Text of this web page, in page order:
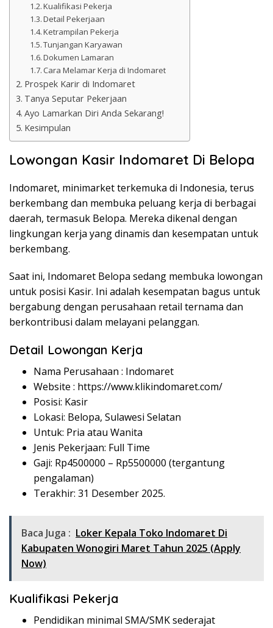
Kualifikasi Pekerja
Detail Pekerjaan
Ketrampilan Pekerja
Tunjangan Karyawan
Dokumen Lamaran
Cara Melamar Kerja di Indomaret
Prospek Karir di Indomaret
Tanya Seputar Pekerjaan
Ayo Lamarkan Diri Anda Sekarang!
Kesimpulan
Lowongan Kasir Indomaret Di Belopa
Indomaret, minimarket terkemuka di Indonesia, terus
berkembang dan membuka peluang kerja di berbagai
daerah, termasuk Belopa. Mereka dikenal dengan
lingkungan kerja yang dinamis dan kesempatan untuk
berkembang.
Saat ini, Indomaret Belopa sedang membuka lowongan
untuk posisi Kasir. Ini adalah kesempatan bagus untuk
bergabung dengan perusahaan retail ternama dan
berkontribusi dalam melayani pelanggan.
Detail Lowongan Kerja
Nama Perusahaan : Indomaret
Website : https://www.klikindomaret.com/
Posisi: Kasir
Lokasi: Belopa, Sulawesi Selatan
Untuk: Pria atau Wanita
Jenis Pekerjaan: Full Time
Gaji: Rp4500000 – Rp5500000 (tergantung
pengalaman)
Terakhir: 31 Desember 2025.
Baca Juga : Loker Kepala Toko Indomaret Di
Kabupaten Wonogiri Maret Tahun 2025 (Apply
Now)
Kualifikasi Pekerja
Pendidikan minimal SMA/SMK sederajat